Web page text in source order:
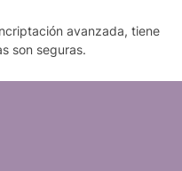
avanzada, tiene
son seguras.